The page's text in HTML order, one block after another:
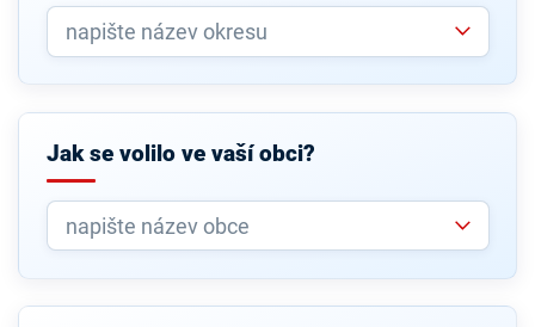
Jak se volilo ve vaší obci?